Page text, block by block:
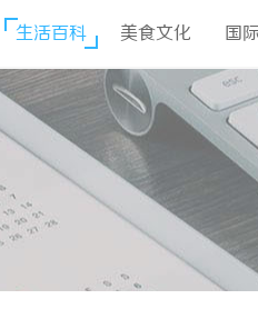
生活百科 美食文化 国